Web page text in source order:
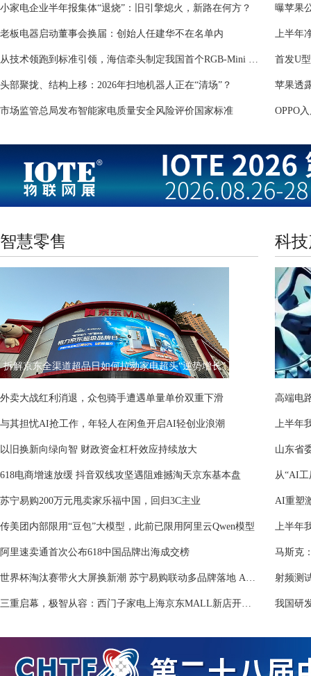
小家电企业半年报集体“退烧”：旧引擎熄火，新路在何方？
老板电器启动董事会换届：创始人任建华不在名单内
从技术领跑到标准引领，海信牵头制定我国首个RGB-Mini LED行业标准
头部聚拢、结构上移：2026年扫地机器人正在“清场”？
市场监管总局发布智能家电质量安全风险评价国家标准
曝苹果
首发U
智慧零售
拆解京东全渠道超品日如何拉动家电超头“逆势增长”
外卖大战红利消退，众包骑手遭遇单量单价双重下滑
与其担忧AI抢工作，年轻人在闲鱼开启AI轻创业浪潮
以旧换新向绿向智 财政资金杠杆效应持续放大
618电商增速放缓 抖音双线攻坚遇阻难撼淘天京东基本盘
苏宁易购200万元甩卖家乐福中国，回归3C主业
传美团内部限用“豆包”大模型，此前已限用阿里云Qwen模型
阿里速卖通首次公布618中国品牌出海成交榜
世界杯淘汰赛带火大屏换新潮 苏宁易购联动多品牌落地 AI 电视焕新行动
三重启幕，极智从容：西门子家电上海京东MALL新店开业暨“理想家618升级计划”圆满收官
科
高端电
山东省
从“AI工
AI重塑
上半年
我国研